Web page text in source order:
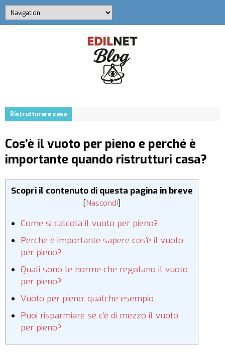
Ristrutturare casa
Cos’è il vuoto per pieno e perché è
importante quando ristrutturi casa?
Scopri il contenuto di questa pagina in breve
[Nascondi]
Come si calcola il vuoto per pieno?
Perché è importante sapere cos’è il vuoto
per pieno?
Quali sono le norme che regolano il vuoto
per pieno?
Vuoto per pieno: qualche esempio
Puoi risparmiare se c’è di mezzo il vuoto
per pieno?